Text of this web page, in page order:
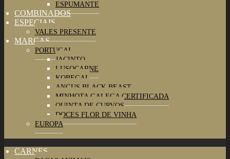
ESPUMANTE
COMBINADOS
ESPECIAIS
VALES PRESENTE
MARCAS
PORTUGAL
JACINTO
LUSOCARNE
KOBEGAL
ANGUS BLACK BEAST
MINHOTA GALEGA CERTIFICADA
QUINTA DE CURVOS
DOCES FLOR DE VINHA
EUROPA
CARNES